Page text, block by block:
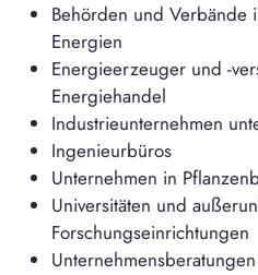
Behörden und Verbände
Energien
Energieerzeuger und -
Energiehandel
Industrieunternehmen
Ingenieurbüros
Unternehmen in
Universitäten und
Forschungseinrichtungen